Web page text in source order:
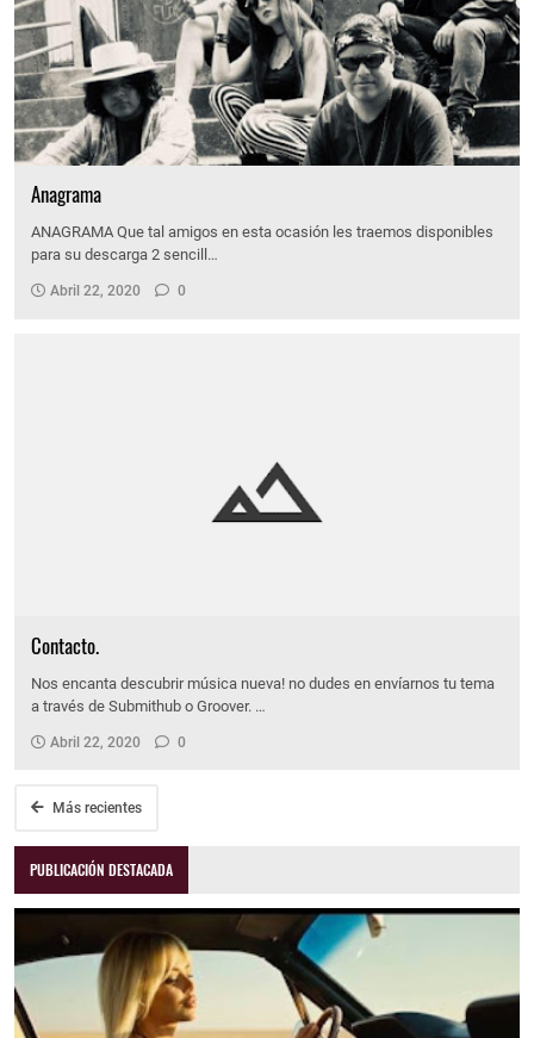
Anagrama
ANAGRAMA Que tal amigos en esta ocasión les traemos disponibles
para su descarga 2 sencill…
Abril 22, 2020 0
Contacto.
Nos encanta descubrir música nueva! no dudes en envíarnos tu tema
a través de Submithub o Groover. …
Abril 22, 2020 0
Más recientes
PUBLICACIÓN DESTACADA